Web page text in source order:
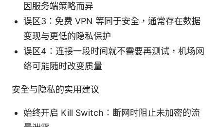
因服务端策略而异
误区3：免费 VPN 等同于安全，通常存在数据
变现与更低的隐私保护
误区4：连接一段时间就不需要再测试，机场网
络可能随时改变质量
安全与隐私的实用建议
始终开启 Kill Switch：断网时阻止未加密的流